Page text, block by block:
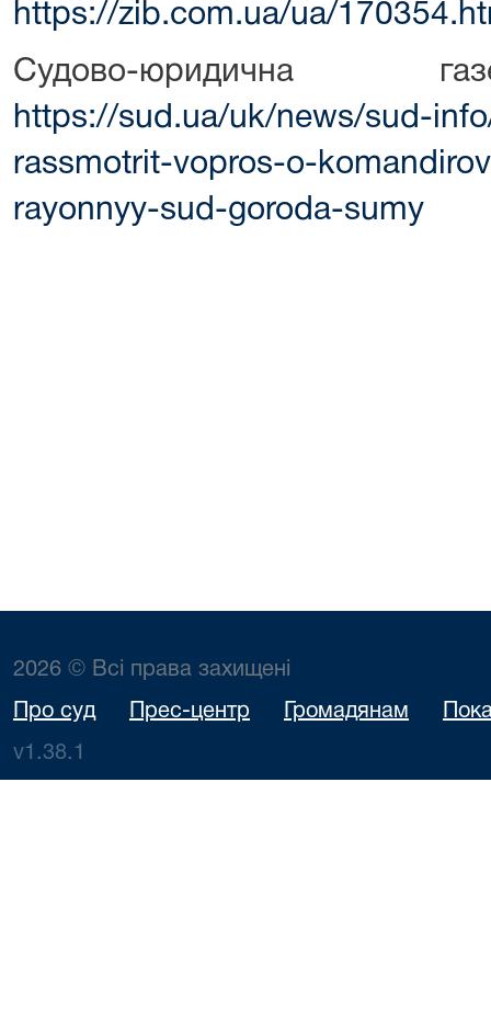
https://zib.com.ua/ua/
Судово-юридична
https://sud.ua/uk/news/sud-
rassmotrit-vopros-o-
rayonnyy-sud-goroda-sumy
2026 © Всі права захищені
Про суд Прес-центр Громадянам
v1.38.1